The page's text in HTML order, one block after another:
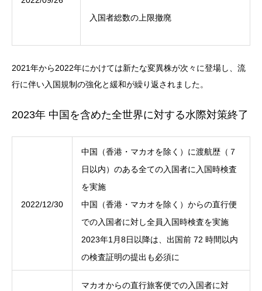
入国者総数の上限撤廃
2021年から2022年にかけては新たな変異株が次々に登場し、流
行に伴い入国規制の強化と緩和が繰り返されました。
2023年 中国を含めた全世界に対する水際対策終了
2022/12/30
中国（香港・マカオを除く）に渡航歴（７
日以内）のある全ての入国者に入国時検査
を実施
中国（香港・マカオを除く）からの直行便
での入国者に対し全員入国時検査を実施
2023年1月8日以降は、出国前 72 時間以内
の検査証明の提出も必須に
マカオからの直行旅客便での入国者に対